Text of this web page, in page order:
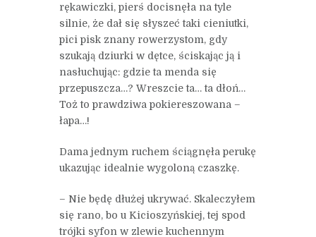
rękawiczki, pierś docisnęła na tyle
silnie, że dał się słyszeć taki cieniutki,
pici pisk znany rowerzystom, gdy
szukają dziurki w dętce, ściskając ją i
nasłuchując: gdzie ta menda się
przepuszcza…? Wreszcie ta… ta dłoń…
Toż to prawdziwa pokiereszowana –
łapa…!
Dama jednym ruchem ściągnęła perukę
ukazując idealnie wygoloną czaszkę.
– Nie będę dłużej ukrywać. Skaleczyłem
się rano, bo u Kicioszyńskiej, tej spod
trójki syfon w zlewie kuchennym